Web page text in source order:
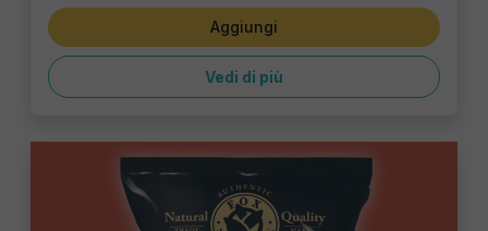
Aggiungi
Vedi di più